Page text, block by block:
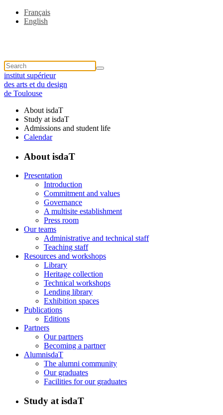
Français
English
institut supérieur
des arts et du design
de Toulouse
About isdaT
Study at isdaT
Admissions and student life
Calendar
About isdaT
Presentation
Introduction
Commitment and values
Governance
A multisite establishment
Press room
Our teams
Administrative and technical staff
Teaching staff
Resources and workshops
Library
Heritage collection
Technical workshops
Lending library
Exhibition spaces
Publications
Editions
Partners
Our partners
Becoming a partner
AlumnisdaT
The alumni community
Our graduates
Facilities for our graduates
Study at isdaT